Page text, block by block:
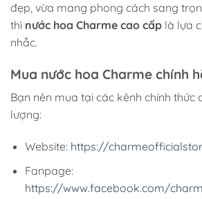
đẹp, vừa mang phong cách sang
thì nước hoa Charme cao cấp là lựa
nhắc.
Mua nước hoa Charme chính
Bạn nên mua tại các kênh chính
lượng:
Website: https://
Fanpage:
https://www.facebook.com/